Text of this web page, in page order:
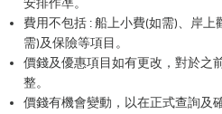
安排作凖。
費用不包括 : 船上小費(如需)、岸
需)及保險等項目。
價錢及優惠項目如有更改，對於之
整。
價錢有機會變動，以在正式查詢及